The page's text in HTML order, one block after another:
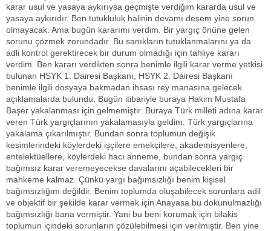
karar usul ve yasaya aykırıysa geçmişte verdiğim kararda usul ve
yasaya aykırıdır. Ben tutukluluk halinin devamı desem yine sorun
olmayacak. Ama bugün kararımı verdim. Bir yargıç önüne gelen
sorunu çözmek zorundadır. Bu sanıkların tutuklanmalarını ya da
adli kontrol gerektirecek bir durum olmadığı için tahliye kararı
verdim. Ben kararı verdikten sonra benimle ilgili karar verme yetkisi
bulunan HSYK 1. Dairesi Başkanı, HSYK 2. Dairesi Başkanı
benimle ilgili dosyaya bakmadan ihsası rey manasına gelecek
açıklamalarda bulundu. Bugün itibariyle buraya Hakim Mustafa
Başer yakalanması için gelmemiştir. Buraya Türk milleti adına karar
veren Türk yargıçlarının yakalamasıyla geldim. Türk yargıçlarına
yakalama çıkarılmıştır. Bundan sonra toplumun değişik
kesimlerindeki köylerdeki işçilere emekçilere, akademisyenlere,
entelektüellere, köylerdeki hacı anneme, bundan sonra yargıç
bağımsız karar veremeyecekse davalarını açabilecekleri bir
mahkeme kalmaz. Çünkü yargı bağımsızlığı benim kişisel
bağımsızlığım değildir. Benim toplumda oluşabilecek sorunlara adil
ve objektif bir şekilde karar vermek için Anayasa bu dokunulmazlığı
bağımsızlığı bana vermiştir. Yani bu beni korumak için bilakis
toplumun içindeki sorunların çözülebilmesi için verilmiştir. Ben yine